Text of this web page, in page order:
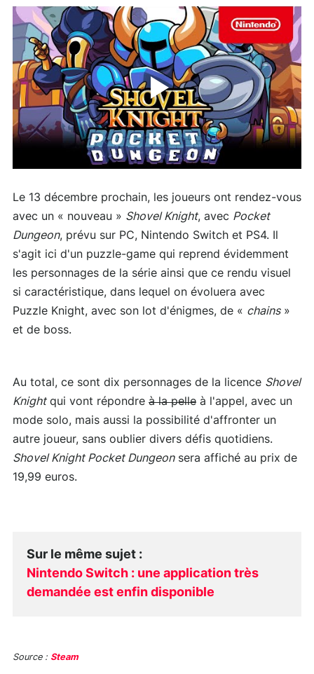
Le 13 décembre prochain, les joueurs ont rendez-vous
avec un « nouveau » Shovel Knight, avec Pocket
Dungeon, prévu sur PC, Nintendo Switch et PS4. Il
s'agit ici d'un puzzle-game qui reprend évidemment
les personnages de la série ainsi que ce rendu visuel
si caractéristique, dans lequel on évoluera avec
Puzzle Knight, avec son lot d'énigmes, de « chains»
et de boss.
Au total, ce sont dix personnages de la licence Shovel
Knightqui vont répondre à la pelle à l'appel, avec un
mode solo, mais aussi la possibilité d'affronter un
autre joueur, sans oublier divers défis quotidiens.
Shovel Knight Pocket Dungeonsera affiché au prix de
19,99 euros.
Sur le même sujet :
Nintendo Switch : une application très
demandée est enfin disponible
Source : Steam